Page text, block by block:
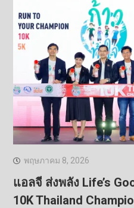
พฤษภาคม 8, 2026
แอลจี ส่งพลัง Life’s
10K Thailand